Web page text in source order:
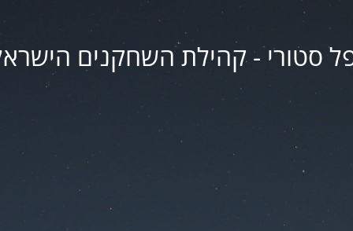
סטורי - קהילת השחקנים